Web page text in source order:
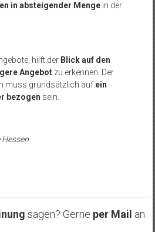
in absteigender Mengein der
hilft der Blick auf den
Angebotzu erkennen. Der
muss grundsätzlich auf ein
bezogen sein.
sagen? Gerne per Mail an